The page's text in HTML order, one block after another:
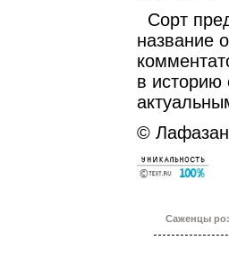
Сорт
название
в историю
©
Саженцы